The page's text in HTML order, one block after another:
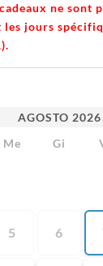
ne sont
les jours
AGOSTO 2026
Me Gi
5 6